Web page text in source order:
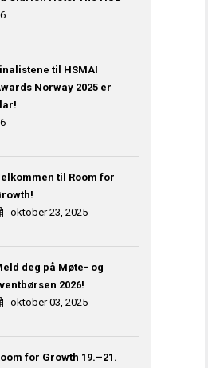
til HSMAI
Norway 2025 er
til Room for
oktober 23, 2025
deg på Møte- og
2026!
oktober 03, 2025
for Growth 19.–21.